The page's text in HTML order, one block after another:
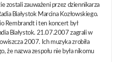
zostali zauważeni przez dziennikarza
Białystok Marcina Kozłowskiego.
Rembrandt i ten koncert był
Białystok. 21.07.2007 zagrali w
2007. Ich muzyka zrobiła
że nazwa zespołu nie była nikomu